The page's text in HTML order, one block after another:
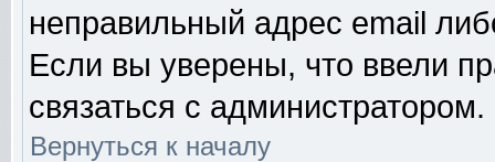
неправильный адрес email
Если вы уверены, что ввели
связаться с администратором.
Вернуться к началу